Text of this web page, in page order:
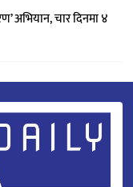
अभियान, चार दिनमा ४